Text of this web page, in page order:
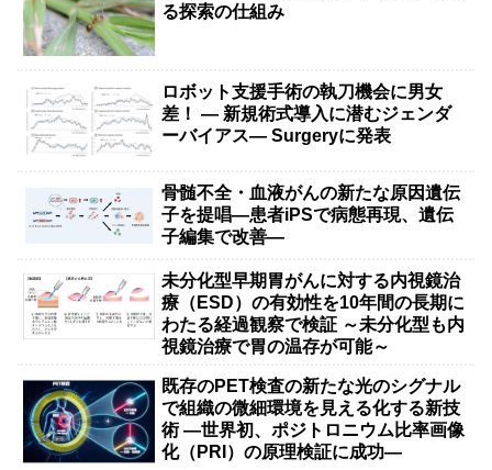
る探索の仕組み
ロボット支援手術の執刀機会に男女
差！ — 新規術式導入に潜むジェンダ
ーバイアス— Surgeryに発表
骨髄不全・血液がんの新たな原因遺伝
子を提唱―患者iPSで病態再現、遺伝
子編集で改善―
未分化型早期胃がんに対する内視鏡治
療（ESD）の有効性を10年間の長期に
わたる経過観察で検証 ～未分化型も内
視鏡治療で胃の温存が可能～
既存のPET検査の新たな光のシグナル
で組織の微細環境を見える化する新技
術 ―世界初、ポジトロニウム比率画像
化（PRI）の原理検証に成功―